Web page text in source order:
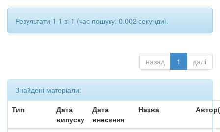
Результати 1-1 зі 1 (час пошуку: 0.002 секунди).
назад 1 далі
Знайдені матеріали:
Тип
Дата
випуску
Дата
внесення
Назва